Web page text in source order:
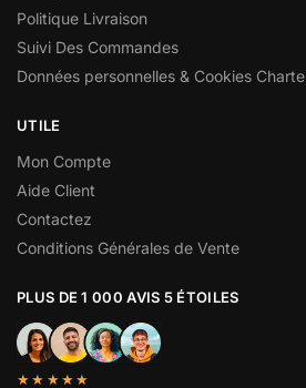
Politique Livraison
Suivi Des Commandes
Données personnelles & Cookies Charte
UTILE
Mon Compte
Aide Client
Contactez
Conditions Générales de Vente
PLUS DE 1 000 AVIS 5 ÉTOILES
★★★★★